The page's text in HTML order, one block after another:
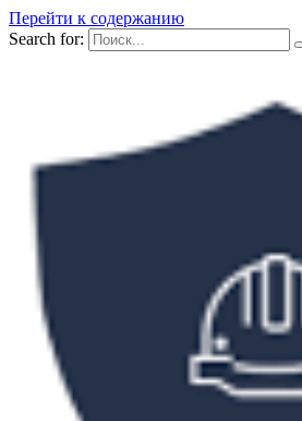
Перейти к содержанию
Search for: